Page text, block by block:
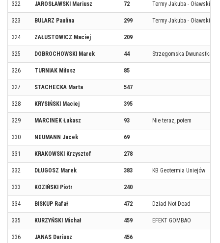
322 JAROSŁAWSKI Mariusz 72 Termy Jakuba - Oławski
323 BULARZ Paulina 299 Termy Jakuba - Oławski
324 ZAŁUSTOWICZ Maciej 209
325 DOBROCHOWSKI Marek 44 Strzegomska Dwunastka
326 TURNIAK Miłosz 85
327 STACHECKA Marta 547
328 KRYSIŃSKI Maciej 395
329 MARCINEK Łukasz 93 Nie teraz, potem
330 NEUMANN Jacek 69
331 KRAKOWSKI Krzysztof 278
332 DŁUGOSZ Marek 383 KB Geotermia Uniejów
333 KOZIŃSKI Piotr 240
334 BISKUP Rafał 472 Dziad Not Dead
335 KURZYŃSKI Michał 459 EFEKT GOMBAO
336 JANAS Dariusz 456